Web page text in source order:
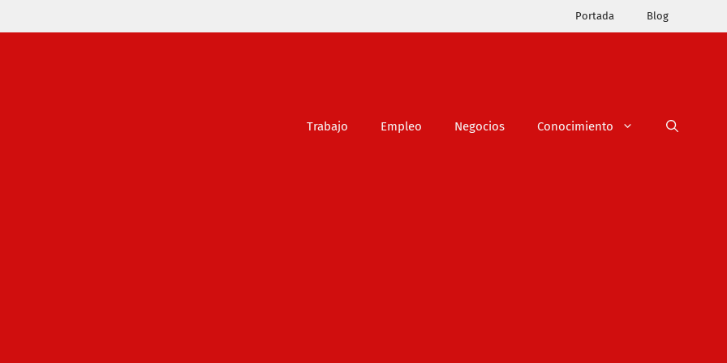
Portada Blog
Trabajo Empleo Negocios Conocimiento